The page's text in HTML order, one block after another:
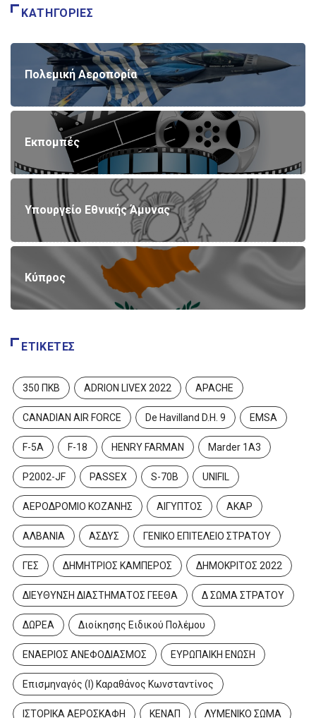
ΚΑΤΗΓΟΡΊΕΣ
Πολεμική Αεροπορία
Εκπομπές
Υπουργείο Εθνικής Άμυνας
Κύπρος
ΕΤΙΚΈΤΕΣ
350 ΠΚΒ ADRION LIVEX 2022 APACHE
CANADIAN AIR FORCE De Havilland D.H. 9 EMSA
F-5A F-18 HENRY FARMAN Marder 1A3
P2002-JF PASSEX S-70B UNIFIL
ΑΕΡΟΔΡΟΜΙΟ ΚΟΖΑΝΗΣ ΑΙΓΥΠΤΟΣ ΑΚΑΡ
ΑΛΒΑΝΙΑ ΑΣΔΥΣ ΓΕΝΙΚΟ ΕΠΙΤΕΛΕΙΟ ΣΤΡΑΤΟΥ
ΓΕΣ ΔΗΜΗΤΡΙΟΣ ΚΑΜΠΕΡΟΣ ΔΗΜΟΚΡΙΤΟΣ 2022
ΔΙΕΥΘΥΝΣΗ ΔΙΑΣΤΗΜΑΤΟΣ ΓΕΕΘΑ Δ ΣΩΜΑ ΣΤΡΑΤΟΥ
ΔΩΡΕΑ Διοίκησης Ειδικού Πολέμου
ΕΝΑΕΡΙΟΣ ΑΝΕΦΟΔΙΑΣΜΟΣ ΕΥΡΩΠΑΙΚΗ ΕΝΩΣΗ
Επισμηναγός (Ι) Καραθάνος Κωνσταντίνος
ΙΣΤΟΡΙΚΑ ΑΕΡΟΣΚΑΦΗ ΚΕΝΑΠ ΛΥΜΕΝΙΚΟ ΣΩΜΑ